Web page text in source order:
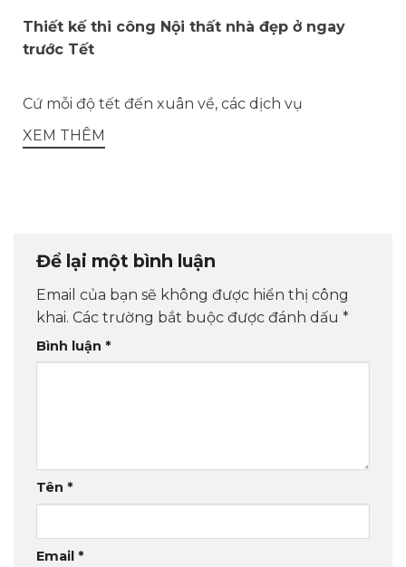
Thiết kế thi công Nội thất nhà đẹp ở ngay
trước Tết
Cứ mỗi độ tết đến xuân về, các dịch vụ
XEM THÊM
Để lại một bình luận
Email của bạn sẽ không được hiển thị công
khai. Các trường bắt buộc được đánh dấu *
Bình luận *
Tên *
Email *